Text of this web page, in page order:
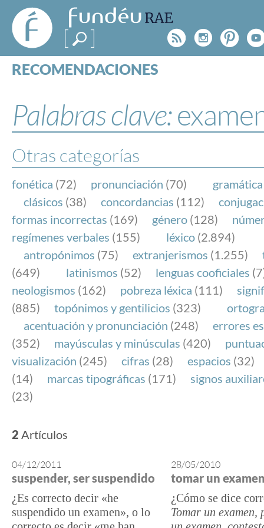
FundéuRAE
- Fundación
del Español
Urgente
Rss
RECOMENDACIONES
ESPECIALES
BLOG
NOTICIAS
SOBRE LA FUNDÉURAE
FundéuRAE es una fundación patrocinada por la
y la Real Academia Española, cuyo objetivo es
el buen uso del español en los medios de
Internet.
Palabras clave:
Otras categorías
fonética (72) pronunciación (70) gramática
clásicos (38) concordancias (112)
formas incorrectas (169) género (128)
regímenes verbales (155) léxico (2.894)
antropónimos (75) extranjerismos (1.255)
(649)
latinismos (52) lenguas cooficiales
neologismos (162) pobreza léxica (111)
(885)
topónimos y gentilicios (323)
acentuación y pronunciación (248)
errores
(352)
mayúsculas y minúsculas (420)
visualización (245) cifras (28) espacios (32)
(14)
marcas tipográficas (171)
signos
(23)
2 Artículos
04/12/2011
suspender, ser suspendido
¿Es correcto decir «he
suspendido un examen», o lo
28/05/2010
tomar un
¿Cómo se dice
Tomar un examen,